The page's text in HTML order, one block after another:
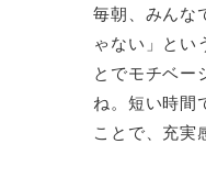
毎朝、みんな
ゃない」とい
とでモチベー
ね。短い時間
ことで、充実